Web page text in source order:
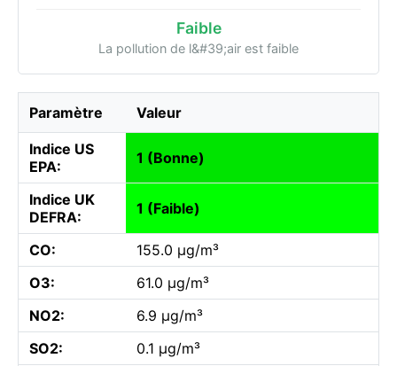
Faible
La pollution de l&#39;air est faible
Paramètre Valeur
Indice US
EPA:
1 (Bonne)
Indice UK
DEFRA:
1 (Faible)
CO:
155.0 µg/m³
O3:
61.0 µg/m³
NO2:
6.9 µg/m³
SO2:
0.1 µg/m³